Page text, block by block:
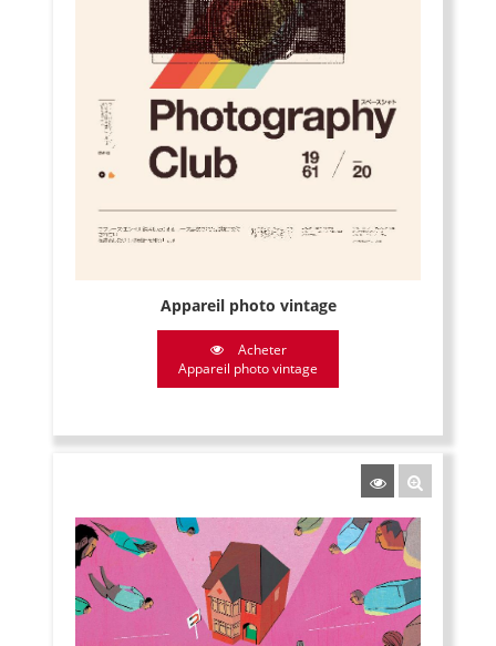
Appareil photo vintage
Acheter
Appareil photo vintage